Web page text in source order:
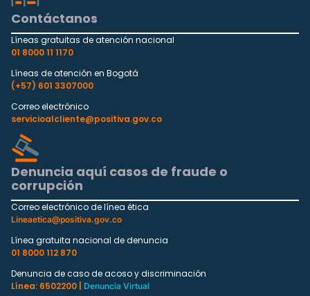
Contáctanos
Líneas gratuitas de atención nacional
01 8000 11 1170
Líneas de atención en Bogotá
(+57) 601 3307000
Correo electrónico
servicioalcliente@positiva.gov.co
Denuncia aquí casos de fraude o
corrupción
Correo electrónico de línea ética
Lineaetica@positiva.gov.co
Línea gratuita nacional de denuncia
01 8000 112 870
Denuncia de caso de acoso y discriminación
Línea: 6502200 |
Denuncia Virtual